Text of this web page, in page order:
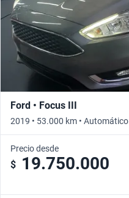
Ford • Focus III
2019 • 53.000 km • Automático
Precio desde
$ 19.750.000